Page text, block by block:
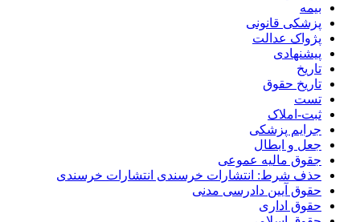
بیمه
پزشکی قانونی
پژواک عدالت
پیشنهادی
تاریخ
تاریخ حقوق
تست
ثبت-املاک
جرایم پزشکی
جعل و ابطال
جقوق مالیه عموعی
حذف شرط: انتشارات خرسندی انتشارات خرسندی
حقوق آیین دادرسی مدنی
حقوق اداری